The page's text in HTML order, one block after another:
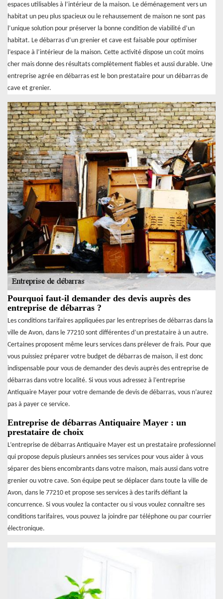
espaces utilisables à l’intérieur de la maison. Le déménagement vers un
habitat un peu plus spacieux ou le rehaussement de maison ne sont pas
l’unique solution pour préserver la bonne condition de viabilité d’un
habitat. Le débarras d’un grenier et cave est faisable pour optimiser
l’espace à l’intérieur de la maison. Cette activité dispose un coût moins
cher mais donne des résultats complètement fiables et aussi durable. Une
entreprise agrée en débarras est le bon prestataire pour un débarras de
cave et grenier.
Pourquoi faut-il demander des devis auprès des
entreprise de débarras ?
Les conditions tarifaires appliquées par les entreprises de débarras dans la
ville de Avon, dans le 77210 sont différentes d’un prestataire à un autre.
Certaines proposent même leurs services dans prélever de frais. Pour que
vous puissiez préparer votre budget de débarras de maison, il est donc
indispensable pour vous de demander des devis auprès des entreprise de
débarras dans votre localité. Si vous vous adressez à l’entreprise
Antiquaire Mayer pour votre demande de devis de débarras, vous n’aurez
pas à payer ce service.
Entreprise de débarras Antiquaire Mayer : un
prestataire de choix
L’entreprise de débarras Antiquaire Mayer est un prestataire professionnel
qui propose depuis plusieurs années ses services pour vous aider à vous
séparer des biens encombrants dans votre maison, mais aussi dans votre
grenier ou votre cave. Son équipe peut se déplacer dans toute la ville de
Avon, dans le 77210 et propose ses services à des tarifs défiant la
concurrence. Si vous voulez la contacter ou si vous voulez connaître ses
conditions tarifaires, vous pouvez la joindre par téléphone ou par courrier
électronique.